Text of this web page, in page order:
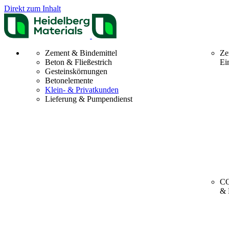
Direkt zum Inhalt
Zement & Bindemittel
Beton & Fließestrich
Gesteinskörnungen
Betonelemente
Klein- & Privatkunden
Lieferung & Pumpendienst
&